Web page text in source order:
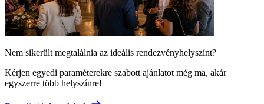
Nem sikerült megtalálnia az ideális rendezvényhelyszínt?
Kérjen egyedi paraméterekre szabott ajánlatot még ma, akár
egyszerre több helyszínre!